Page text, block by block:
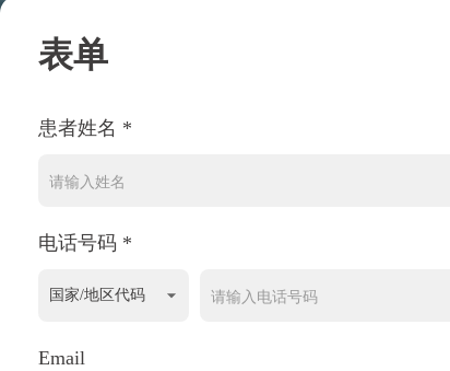
表单
患者姓名 *
电话号码 *
Email